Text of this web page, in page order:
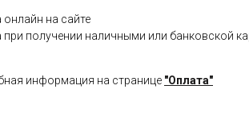
онлайн на сайте
при получении наличными или банковской
информация на странице "Оплата"